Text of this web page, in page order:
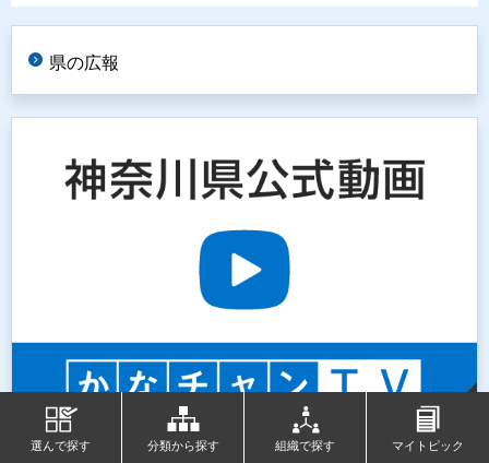
県の広報
選んで探す 分類から探す 組織で探す マイトピック